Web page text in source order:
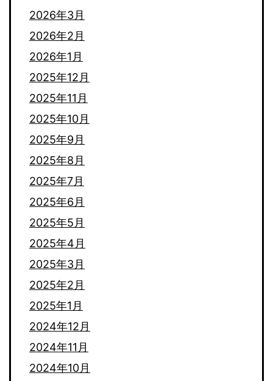
2026年3月
2026年2月
2026年1月
2025年12月
2025年11月
2025年10月
2025年9月
2025年8月
2025年7月
2025年6月
2025年5月
2025年4月
2025年3月
2025年2月
2025年1月
2024年12月
2024年11月
2024年10月